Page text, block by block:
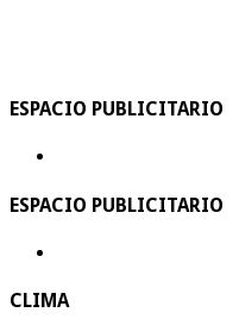
ESPACIO PUBLICITARIO
ESPACIO PUBLICITARIO
CLIMA